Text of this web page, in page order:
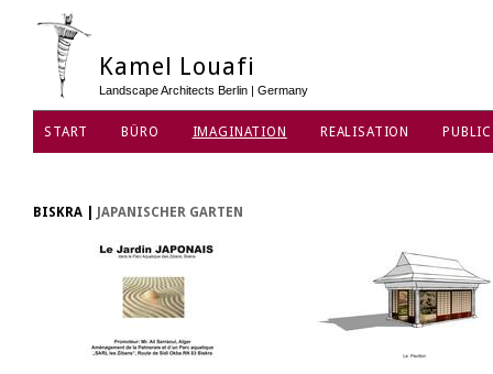
Kamel Louafi
Landscape Architects Berlin | Germany
START BÜRO IMAGINATION REALISATION
BISKRA JAPANISCHER GARTEN